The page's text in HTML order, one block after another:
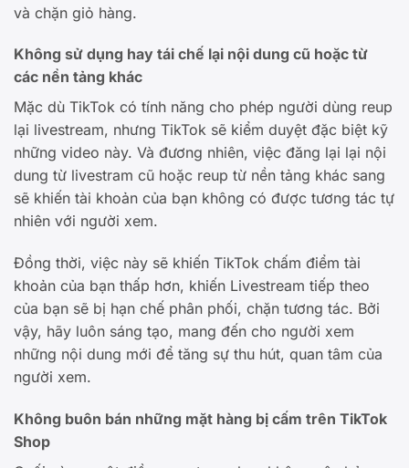
và chặn giỏ hàng.
Không sử dụng hay tái chế lại nội dung cũ hoặc từ
các nền tảng khác
Mặc dù TikTok có tính năng cho phép người dùng reup
lại livestream, nhưng TikTok sẽ kiểm duyệt đặc biệt kỹ
những video này. Và đương nhiên, việc đăng lại lại nội
dung từ livestram cũ hoặc reup từ nền tảng khác sang
sẽ khiến tài khoản của bạn không có được tương tác tự
nhiên với người xem.
Đồng thời, việc này sẽ khiến TikTok chấm điểm tài
khoản của bạn thấp hơn, khiến Livestream tiếp theo
của bạn sẽ bị hạn chế phân phối, chặn tương tác. Bởi
vậy, hãy luôn sáng tạo, mang đến cho người xem
những nội dung mới để tăng sự thu hút, quan tâm của
người xem.
Không buôn bán những mặt hàng bị cấm trên TikTok
Shop